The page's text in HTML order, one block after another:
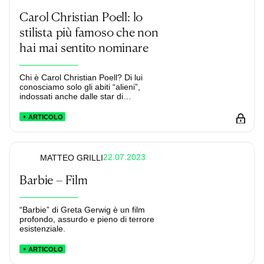
Carol Christian Poell: lo
stilista più famoso che non
hai mai sentito nominare
Chi è Carol Christian Poell? Di lui
conosciamo solo gli abiti “alieni”,
indossati anche dalle star di
poche e bizzarre sfilate. Il suo lavoro ci
indossare vestiti scomodi come
armature medievali?
ARTICOLO
MATTEO GRILLI22.07.2023
Barbie – Film
“Barbie” di Greta Gerwig è un film
profondo, assurdo e pieno di terrore
esistenziale.
ARTICOLO